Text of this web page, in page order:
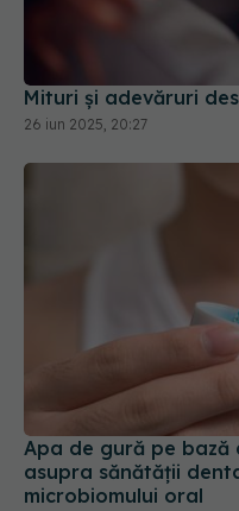
Mituri și adevăruri
Apa de gură pe bază
asupra sănătății
microbiomului oral
05 iun 2024, 12:05